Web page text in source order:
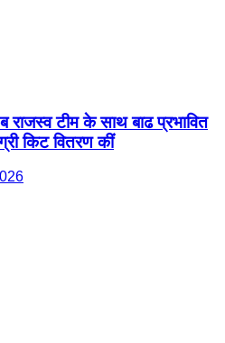
राजस्व टीम के साथ बाढ प्रभावित
किट वितरण कीं